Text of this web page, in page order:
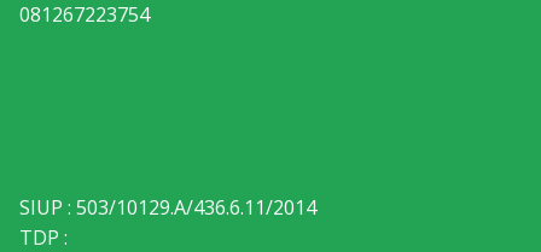
081267223754
SIUP : 503/10129.A/436.6.11/2014
TDP :